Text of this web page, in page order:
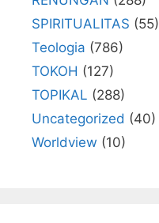
SPIRITUALITAS (55)
Teologia (786)
TOKOH (127)
TOPIKAL (288)
Uncategorized (40)
Worldview (10)